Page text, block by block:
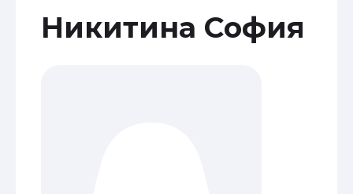
Никитина София